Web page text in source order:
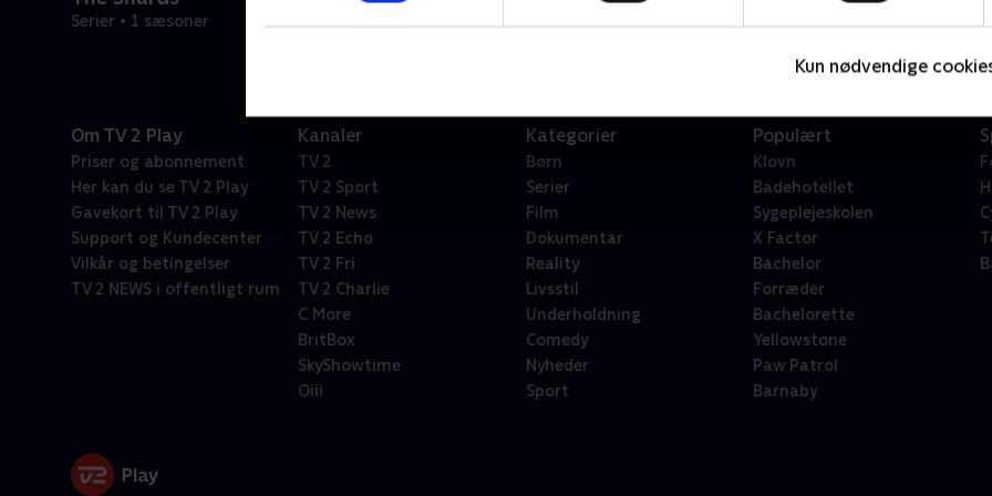
Kun nødvendige
Serier • 1 sæsoner
Om TV 2 Play
Priser og abonnement
Her kan du se TV 2 Play
Gavekort til TV 2 Play
Support og Kundecenter
Vilkår og betingelser
TV 2 NEWS i offentligt rum
Kanaler
TV 2
TV 2 Sport
TV 2 News
TV 2 Echo
TV 2 Fri
TV 2 Charlie
C More
BritBox
SkyShowtime
Oiii
Kategorier
Børn
Serier
Film
Dokumentar
Reality
Livsstil
Underholdning
Comedy
Nyheder
Sport
Populært
Klovn
Badehotellet
Sygeplejeskolen
X Factor
Bachelor
Forræder
Bachelorette
Yellowstone
Paw Patrol
Barnaby